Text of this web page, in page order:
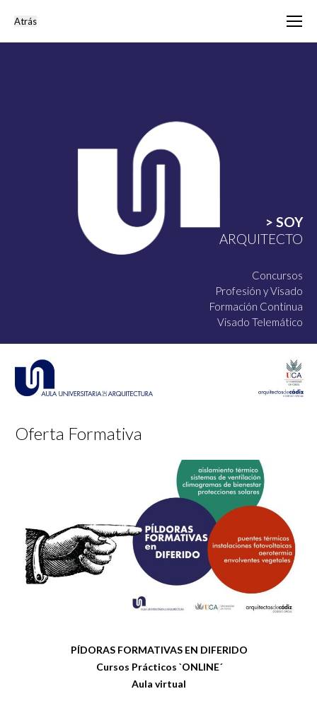
> SOY
ARQUITECTO
Concursos
Profesión y Visado
Formación Continua
Visado Telemático
Oferta Formativa
PÍDORAS FORMATIVAS EN DIFERIDO
Cursos Prácticos `ONLINE´
Aula virtual